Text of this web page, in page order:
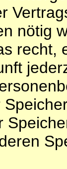
nötig
recht,